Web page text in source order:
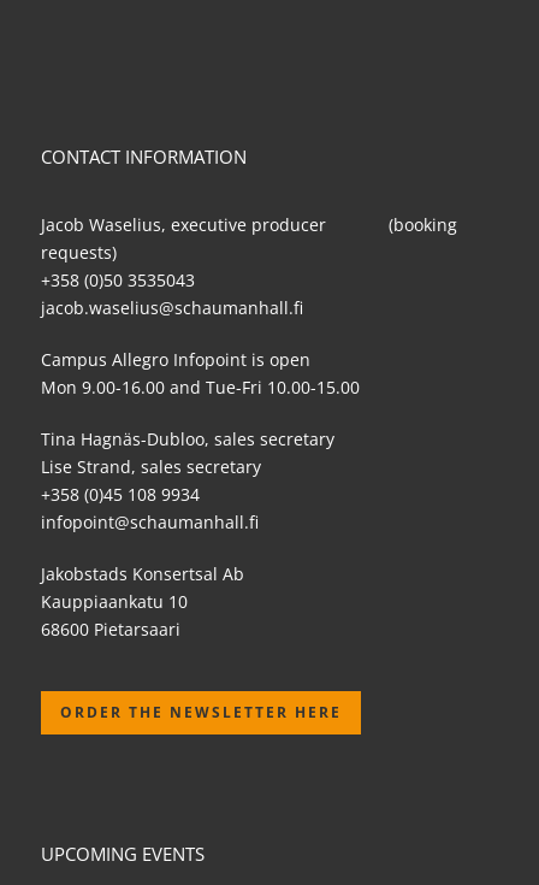
CONTACT INFORMATION
Jacob Waselius, executive producer (booking
requests)
+358 (0)50 3535043
jacob.waselius@schaumanhall.fi
Campus Allegro Infopoint is open
Mon 9.00-16.00 and Tue-Fri 10.00-15.00
Tina Hagnäs-Dubloo, sales secretary
Lise Strand, sales secretary
+358 (0)45 108 9934
infopoint@schaumanhall.fi
Jakobstads Konsertsal Ab
Kauppiaankatu 10
68600 Pietarsaari
ORDER THE NEWSLETTER HERE
UPCOMING EVENTS